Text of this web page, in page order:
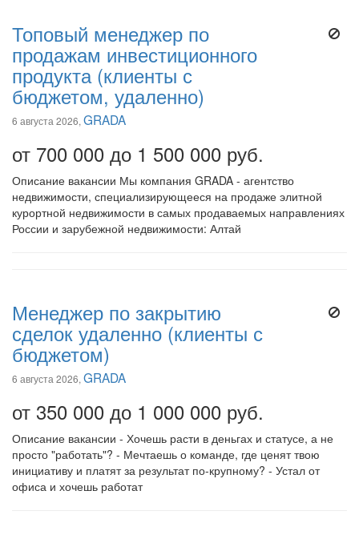
Топовый менеджер по
продажам инвестиционного
продукта (клиенты с
бюджетом, удаленно)
6 августа 2026, GRADA
от 700 000 до 1 500 000 руб.
Описание вакансии Мы компания GRADA - агентство
недвижимости, специализирующееся на продаже элитной
курортной недвижимости в самых продаваемых направлениях
России и зарубежной недвижимости: Алтай
Менеджер по закрытию
сделок удаленно (клиенты с
бюджетом)
6 августа 2026, GRADA
от 350 000 до 1 000 000 руб.
Описание вакансии - Хочешь расти в деньгах и статусе, а не
просто "работать"? - Мечтаешь о команде, где ценят твою
инициативу и платят за результат по-крупному? - Устал от
офиса и хочешь работат